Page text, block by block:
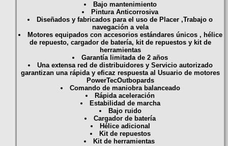
Bajo mantenimiento
Pintura Anticorrosiva
Diseñados y fabricados para el uso de Placer ,Trabajo o
navegación a vela
Motores equipados con accesorios estándares únicos , hélice
de repuesto, cargador de batería, kit de repuestos y kit de
herramientas
Garantía limitada de 2 años
Una extensa red de distribuidores y Servicio autorizado
garantizan una rápida y eficaz respuesta al Usuario de motores
PowerTecOutbopards
Comando de maniobra balanceado
Rápida aceleración
Estabilidad de marcha
Bajo ruido
Cargador de batería
Hélice adicional
Kit de repuestos
Kit de herramientas